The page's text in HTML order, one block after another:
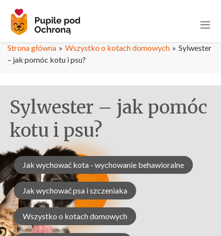
Strona główna » Wszystko o kotach domowych » Sylwester
– jak pomóc kotu i psu?
Sylwester – jak pomóc
kotu i psu?
Jak wychować kota - wychowanie behawioralne
Jak wychować psa i szczeniaka
Wszystko o kotach domowych